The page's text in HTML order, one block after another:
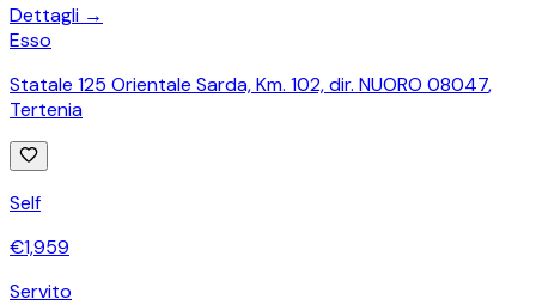
Dettagli →
Esso
Statale 125 Orientale Sarda, Km. 102, dir. NUORO 08047,
Tertenia
Self
€1,959
Servito